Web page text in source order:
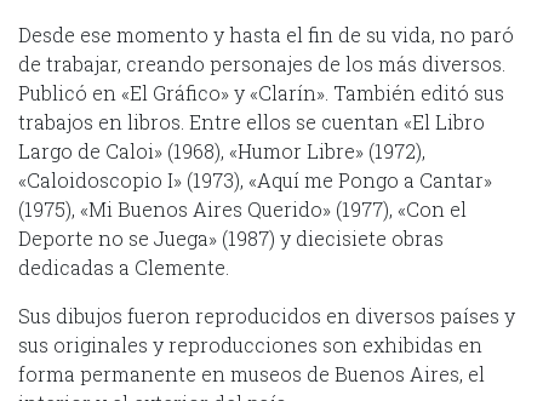
Desde ese momento y hasta el fin de su vida, no paró
de trabajar, creando personajes de los más diversos.
Publicó en «El Gráfico» y «Clarín». También editó sus
trabajos en libros. Entre ellos se cuentan «El Libro
Largo de Caloi» (1968), «Humor Libre» (1972),
«Caloidoscopio I» (1973), «Aquí me Pongo a Cantar»
(1975), «Mi Buenos Aires Querido» (1977), «Con el
Deporte no se Juega» (1987) y diecisiete obras
dedicadas a Clemente.
Sus dibujos fueron reproducidos en diversos países y
sus originales y reproducciones son exhibidas en
forma permanente en museos de Buenos Aires, el